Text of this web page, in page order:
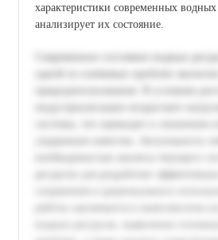
характеристики современных водных
анализирует их состояние.